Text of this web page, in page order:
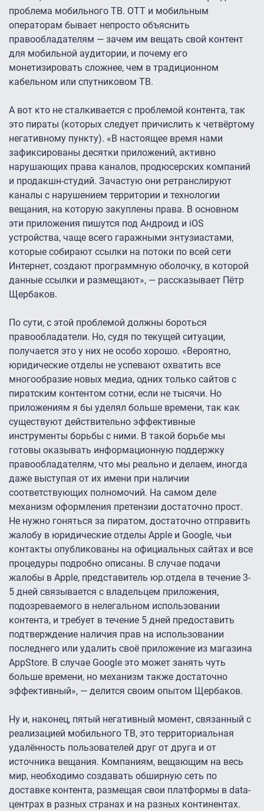
проблема мобильного ТВ. OTT и мобильным
операторам бывает непросто объяснить
правообладателям — зачем им вещать свой контент
для мобильной аудитории, и почему его
монетизировать сложнее, чем в традиционном
кабельном или спутниковом ТВ.
А вот кто не сталкивается с проблемой контента, так
это пираты (которых следует причислить к четвёртому
негативному пункту). «В настоящее время нами
зафиксированы десятки приложений, активно
нарушающих права каналов, продюсерских компаний
и продакшн-студий. Зачастую они ретранслируют
каналы с нарушением территории и технологии
вещания, на которую закуплены права. В основном
эти приложения пишутся под Андроид и iOS
устройства, чаще всего гаражными энтузиастами,
которые собирают ссылки на потоки по всей сети
Интернет, создают программную оболочку, в которой
данные ссылки и размещают», — рассказывает Пётр
Щербаков.
По сути, с этой проблемой должны бороться
правообладатели. Но, судя по текущей ситуации,
получается это у них не особо хорошо. «Вероятно,
юридические отделы не успевают охватить все
многообразие новых медиа, одних только сайтов с
пиратским контентом сотни, если не тысячи. Но
приложениям я бы уделял больше времени, так как
существуют действительно эффективные
инструменты борьбы с ними. В такой борьбе мы
готовы оказывать информационную поддержку
правообладателям, что мы реально и делаем, иногда
даже выступая от их имени при наличии
соответствующих полномочий. На самом деле
механизм оформления претензии достаточно прост.
Не нужно гоняться за пиратом, достаточно отправить
жалобу в юридические отделы Apple и Google, чьи
контакты опубликованы на официальных сайтах и все
процедуры подробно описаны. В случае подачи
жалобы в Apple, представитель юр.отдела в течение 3-
5 дней связывается с владельцем приложения,
подозреваемого в нелегальном использовании
контента, и требует в течение 5 дней предоставить
подтверждение наличия прав на использовании
последнего или удалить своё приложение из магазина
AppStore. В случае Google это может занять чуть
больше времени, но механизм также достаточно
эффективный», — делится своим опытом Щербаков.
Ну и, наконец, пятый негативный момент, связанный с
реализацией мобильного ТВ, это территориальная
удалённость пользователей друг от друга и от
источника вещания. Компаниям, вещающим на весь
мир, необходимо создавать обширную сеть по
доставке контента, размещая свои платформы в data-
центрах в разных странах и на разных континентах.